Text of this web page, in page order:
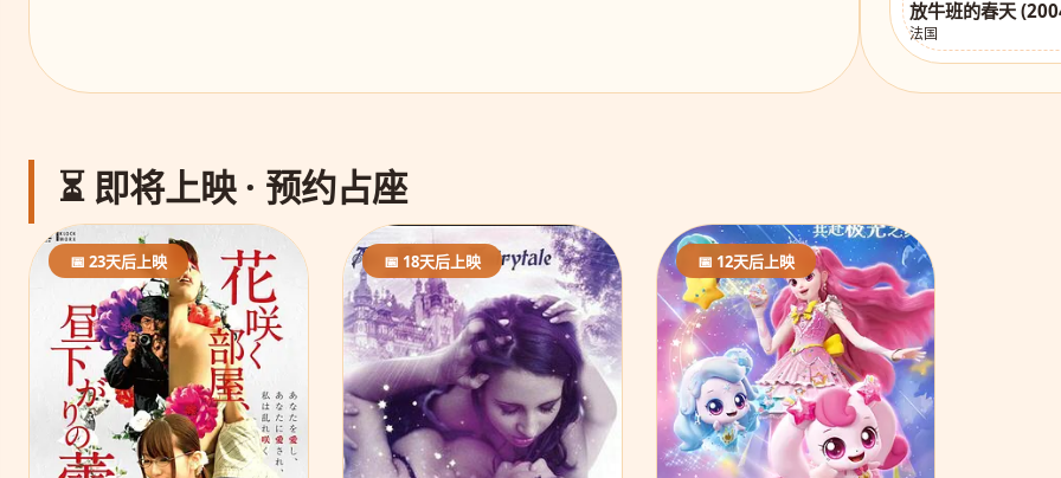
放牛班的春天
法国
⏳ 即将上映 · 预约占座
📅 23天后上映 📅 18天后上映 📅 12天后上映